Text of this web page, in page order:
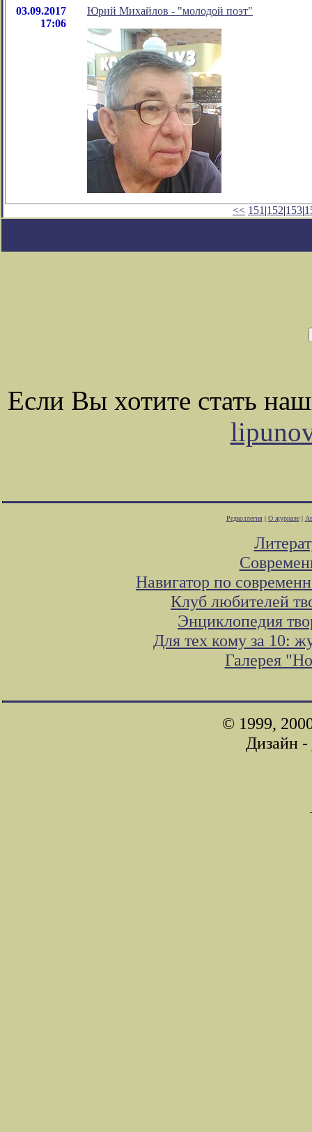
03.09.2017
17:06
Юрий Михайлов - "молодой поэт"
<< 151 |152|153|
Если Вы хотите стать
Редколлегия| О журнале|
Навигатор по
Клуб любителей
Энциклопедия
Для тех кому за 10:
Галерея
© 1999,
Дизайн -